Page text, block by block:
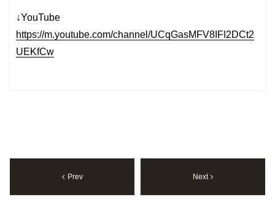
↓YouTube
https://m.youtube.com/channel/UCqGasMFV8IFI2DCt2
UEKfCw
Prev Next